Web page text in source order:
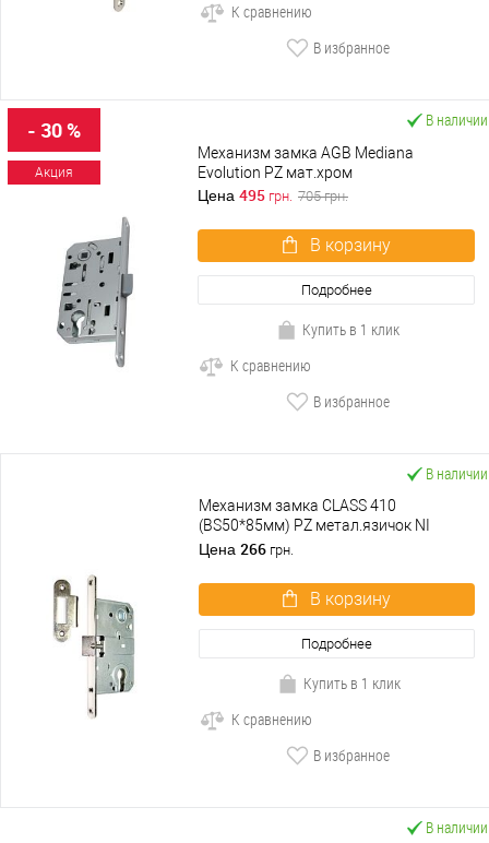
К сравнению
В избранное
- 30 %
Акция
В наличии
Механизм замка AGB Mediana
Evolution PZ мат.хром
Цена 495 грн. 705грн.
В корзину
Подробнее
Купить в 1 клик
К сравнению
В избранное
В наличии
Механизм замка CLASS 410
(BS50*85мм) PZ метал.язичок NI
никель полированный
Цена 266 грн.
В корзину
Подробнее
Купить в 1 клик
К сравнению
В избранное
В наличии